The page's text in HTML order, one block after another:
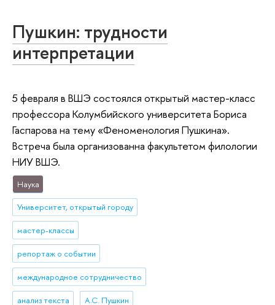
Пушкин: трудности
интерпретации
5 февраля в ВШЭ состоялся открытый мастер-класс
профессора Колумбийского университета Бориса
Гаспарова на тему «Феноменология Пушкина».
Встреча была организованна факультетом филологии
НИУ ВШЭ.
Наука
Университет, открытый городу
мастер-классы
репортаж о событии
международное сотрудничество
анализ текста А.С. Пушкин